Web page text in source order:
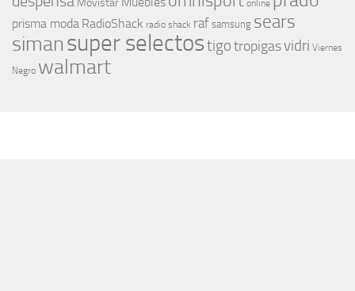
Movistar online
prisma moda RadioShack radio shack raf samsung sears
simansuper selectostigotropigasvidri Viernes
Negro walmart